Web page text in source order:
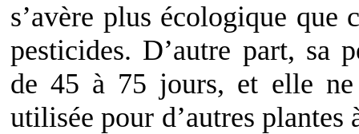
s’avère plus écologique que
pesticides. D’autre part, sa
de 45 à 75 jours, et elle ne
utilisée pour d’autres plantes